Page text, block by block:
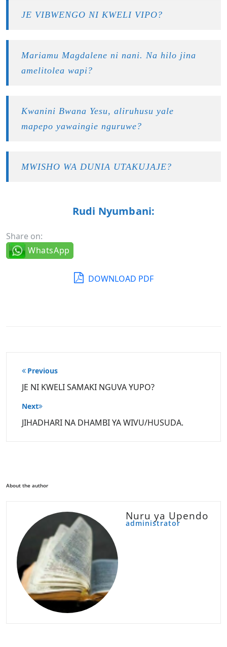
JE VIBWENGO NI KWELI VIPO?
Mariamu Magdalene ni nani. Na hilo jina
amelitolea wapi?
Kwanini Bwana Yesu, aliruhusu yale
mapepo yawaingie nguruwe?
MWISHO WA DUNIA UTAKUJAJE?
Rudi Nyumbani:
Share on:
WhatsApp
DOWNLOAD PDF
Post
navigation
Previous
JE NI KWELI SAMAKI NGUVA YUPO?
Next
JIHADHARI NA DHAMBI YA WIVU/HUSUDA.
About the author
Nuru ya Upendo
administrator